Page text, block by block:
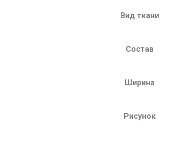
Вид ткани
Состав
Ширина
Рисунок